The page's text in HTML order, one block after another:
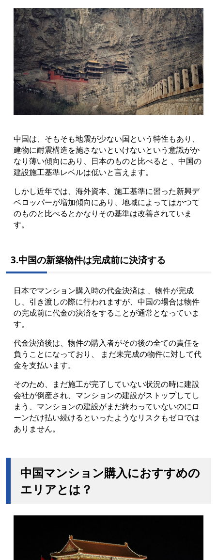
中国は、そもそも地震が少ない国という特性もあり、
建物に耐震構造を施さないといけないという意識がか
なり薄い傾向にあり、日本のものと比べると 、中国の
建設施工基準レベルは低いと言えます。
しかし近年では、海外資本、施工基準に習った新興デ
ベロッパーが増加傾向にあり、地域によってはかつて
のものと比べるとかなりその基準は改善されていま
す。
3.中国の新築物件は完成前に決済する
日本でマンション購入時の代金決済は 、物件が完成
し、引き渡しの際に行われますが、中国の場合は物件
の完成前に代金の決済をすることが通常となっていま
す。
代金決済後は、物件の購入者がその後の全ての責任を
負うことになっており、 まだ未完成の物件に対して代
金を支払います。
そのため、まだ施工が完了していない状況の時に建設
会社が倒産され、マンションの建設がストップしてし
まう、マンションの建設がまだ終わっていないのにロ
ーンだけ払い続けるといったようなリスクもゼロでは
ありません。
中国マンション購入におすすめの
エリアとは？